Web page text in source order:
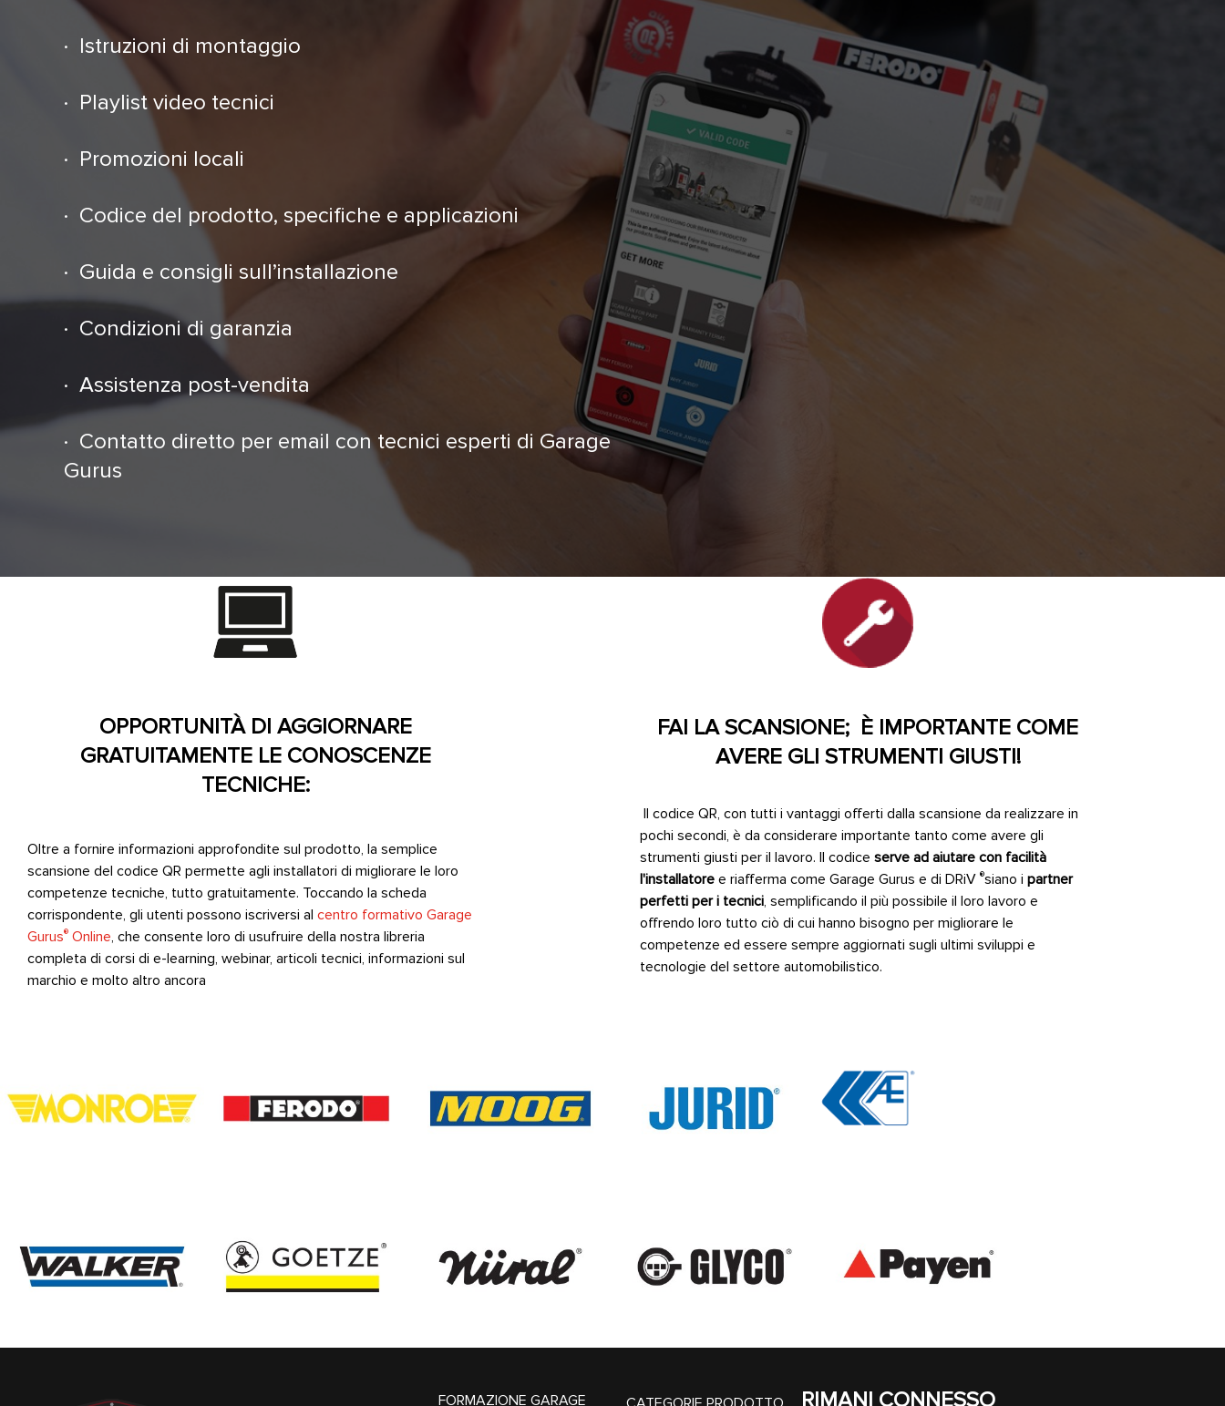
· Istruzioni di montaggio
· Playlist video tecnici
· Promozioni locali
· Codice del prodotto, specifiche e applicazioni
· Guida e consigli sull’installazione
· Condizioni di garanzia
· Assistenza post-vendita
· Contatto diretto per email con tecnici esperti di Garage
Gurus
OPPORTUNITÀ DI AGGIORNARE
GRATUITAMENTE LE CONOSCENZE
TECNICHE:
Oltre a fornire informazioni approfondite sul prodotto, la semplice
scansione del codice QR permette agli installatori di migliorare le loro
competenze tecniche, tutto gratuitamente. Toccando la scheda
corrispondente, gli utenti possono iscriversi al centro formativo Garage
Gurus® Online, che consente loro di usufruire della nostra libreria
completa di corsi di e-learning, webinar, articoli tecnici, informazioni sul
marchio e molto altro ancora
FAI LA SCANSIONE; È IMPORTANTE COME
AVERE GLI STRUMENTI GIUSTI!
Il codice QR, con tutti i vantaggi offerti dalla scansione da realizzare in
pochi secondi, è da considerare importante tanto come avere gli
strumenti giusti per il lavoro. Il codice serve ad aiutare con facilità
l'installatore e riafferma come Garage Gurus e di DRiV ®siano i partner
perfetti per i tecnici, semplificando il più possibile il loro lavoro e
offrendo loro tutto ciò di cui hanno bisogno per migliorare le
competenze ed essere sempre aggiornati sugli ultimi sviluppi e
tecnologie del settore automobilistico.
FORMAZIONE GARAGE
RIMANI CONNESSO